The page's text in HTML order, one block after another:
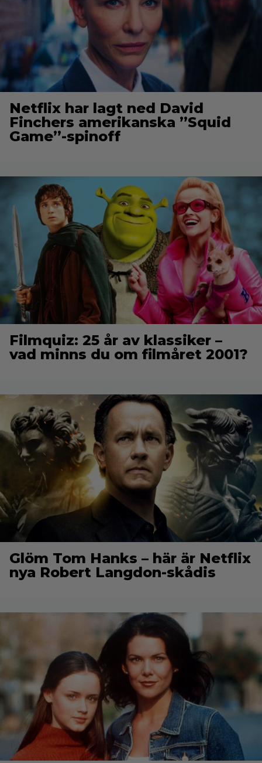
Netflix har lagt ned David
Finchers amerikanska ”Squid
Game”-spinoff
Filmquiz: 25 år av klassiker –
vad minns du om filmåret 2001?
Glöm Tom Hanks – här är Netflix
nya Robert Langdon-skådis